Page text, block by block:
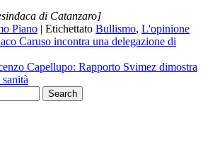
di Catanzaro]
Piano | Etichettato Bullismo, L'opinione
Caruso incontra una delegazione di
Capellupo: Rapporto Svimez dimostra